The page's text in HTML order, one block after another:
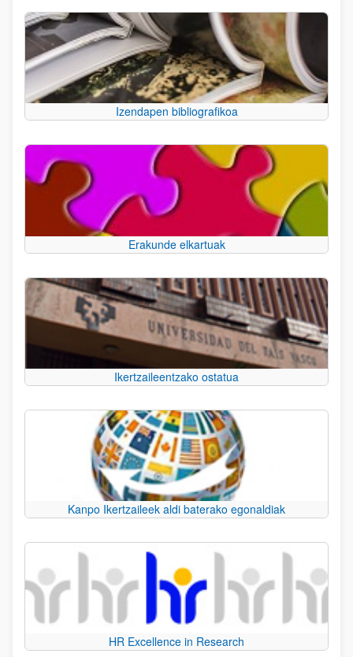
Izendapen bibliografikoa
Erakunde elkartuak
Ikertzaileentzako ostatua
Kanpo Ikertzaileek aldi baterako egonaldiak
HR Excellence in Research